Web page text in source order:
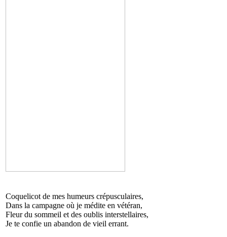
Coquelicot de mes humeurs crépusculaires,
Dans la campagne où je médite en vétéran,
Fleur du sommeil et des oublis interstellaires,
Je te confie un abandon de vieil errant.